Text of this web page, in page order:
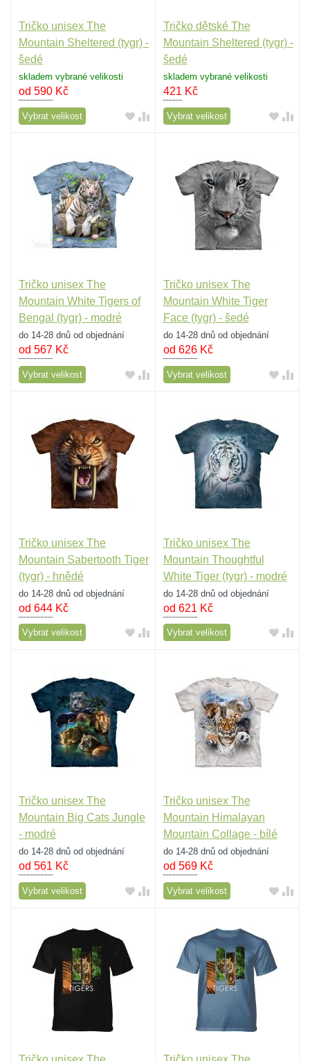
Tričko unisex The
Mountain Sheltered (tygr) -
šedé
skladem vybrané velikosti
od 590 Kč
Vybrat velikost
Tričko dětské The
Mountain Sheltered (tygr) -
šedé
skladem vybrané velikosti
421 Kč
Vybrat velikost
Tričko unisex The
Mountain White Tigers of
Bengal (tygr) - modré
do 14-28 dnů od objednání
od 567 Kč
Vybrat velikost
Tričko unisex The
Mountain White Tiger
Face (tygr) - šedé
do 14-28 dnů od objednání
od 626Kč
Vybrat velikost
Tričko unisex The
Mountain Sabertooth Tiger
(tygr) - hnědé
do 14-28 dnů od objednání
od 644 Kč
Vybrat velikost
Tričko unisex The
Mountain Thoughtful
White Tiger (tygr) - modré
do 14-28 dnů od objednání
od 621 Kč
Vybrat velikost
Tričko unisex The
Mountain Big Cats Jungle
- modré
do 14-28 dnů od objednání
od 561 Kč
Vybrat velikost
Tričko unisex The
Mountain Himalayan
Mountain Collage - bílé
do 14-28 dnů od objednání
od 569Kč
Vybrat velikost